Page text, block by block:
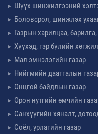
Шүүх шинжилгээний
Боловсрол, шинжлэх
Газрын харилцаа,
Хүүхэд, гэр бүлийн
Мал эмнэлэгийн газар
Нийгмийн даатгалын
Онцгой байдлын газар
Орон нутгийн өмчийн
Санхүүгийн хяналт,
Соёл, урлагийн газар